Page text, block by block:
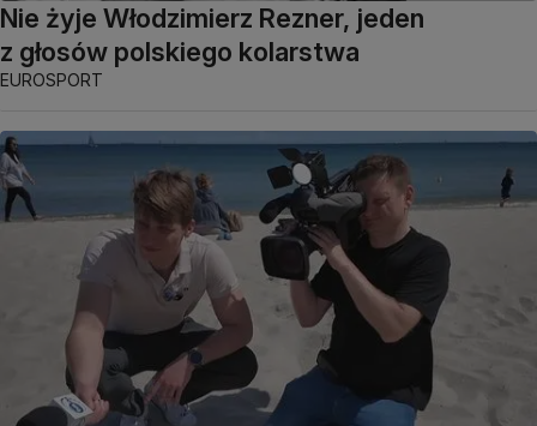
Nie żyje Włodzimierz Rezner, jeden
z głosów polskiego kolarstwa
EUROSPORT